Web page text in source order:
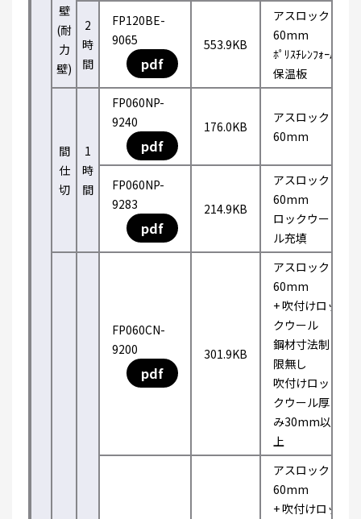
壁
(耐
力
壁)
2
時
間
FP120BE-
9065
pdf
553.9KB
アスロック
60mm
ﾎﾟﾘｽﾁﾚﾝﾌｫｰﾑ
保温板
間
仕
切
1
時
間
FP060NP-
9240
pdf
176.0KB
アスロック
60mm
FP060NP-
9283
pdf
214.9KB
アスロック
60mm
ロックウー
ル充填
FP060CN-
9200
pdf
301.9KB
アスロック
60mm
+ 吹付けロッ
クウール
鋼材寸法制
限無し
吹付けロッ
クウール厚
み30mm以
上
アスロック
60mm
+ 吹付けロッ